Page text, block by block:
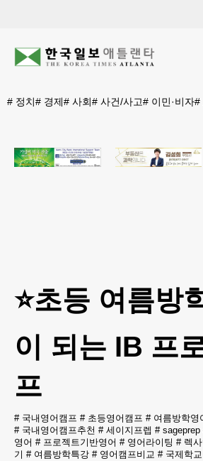
# 정치# 경제# 사회# 사건/사고# 이민·비자#
⭐️초등 여름방
이 되는 IB 프
프
# 국내영어캠프 # 초등영어캠프 # 여름방학영
# 국내영어캠프추천 # 세이지프렙 # sageprep
영어 # 프로젝트기반영어 # 영어라이팅 # 렉
기
# 여름방학특강 # 영어캠프비교 # 국제학